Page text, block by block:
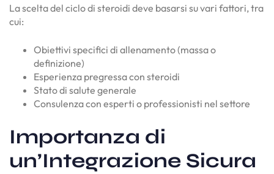
La scelta del ciclo di steroidi deve basarsi su vari fattori, tra
cui:
Obiettivi specifici di allenamento (massa o
definizione)
Esperienza pregressa con steroidi
Stato di salute generale
Consulenza con esperti o professionisti nel settore
Importanza di
un’Integrazione Sicura